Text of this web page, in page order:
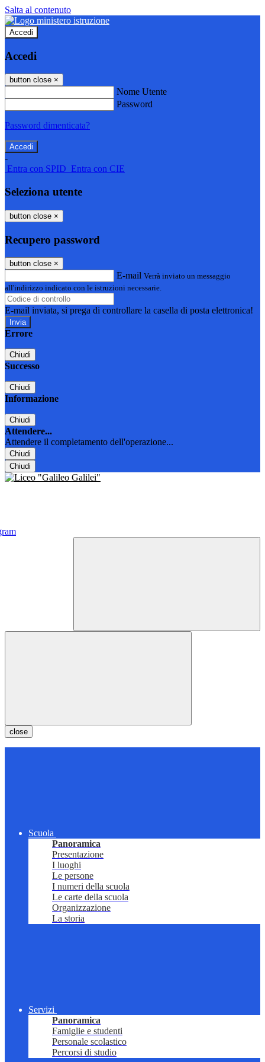
Salta al contenuto
Accedi
Accedi
button close ×
Nome Utente
Password
Password dimenticata?
-
Entra con SPID Entra con CIE
Seleziona utente
button close ×
Recupero password
button close ×
E-mail Verrà inviato un messaggio
all'indirizzo indicato con le istruzioni necessarie.
E-mail inviata, si prega di controllare la casella di posta elettronica!
Errore
Chiudi
Successo
Chiudi
Informazione
Chiudi
Attendere...
Attendere il completamento dell'operazione...
Chiudi
Chiudi
close
Scuola
Panoramica
Presentazione
I luoghi
Le persone
I numeri della scuola
Le carte della scuola
Organizzazione
La storia
Servizi
Panoramica
Famiglie e studenti
Personale scolastico
Percorsi di studio